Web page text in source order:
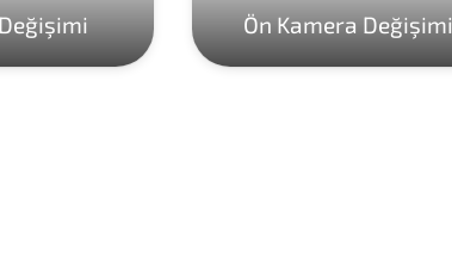
Ön Kamera Değişimi